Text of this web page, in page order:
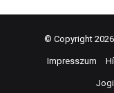
© Copyright
Impresszum